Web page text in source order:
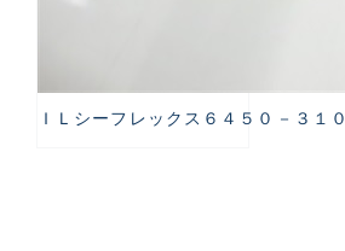
ＩＬシーフレックス６４５０－３１０